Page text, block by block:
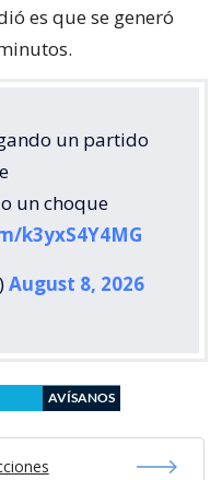
es que se generó
un partido
un choque
k3yxS4Y4MG
August 8, 2026
AVÍSANOS